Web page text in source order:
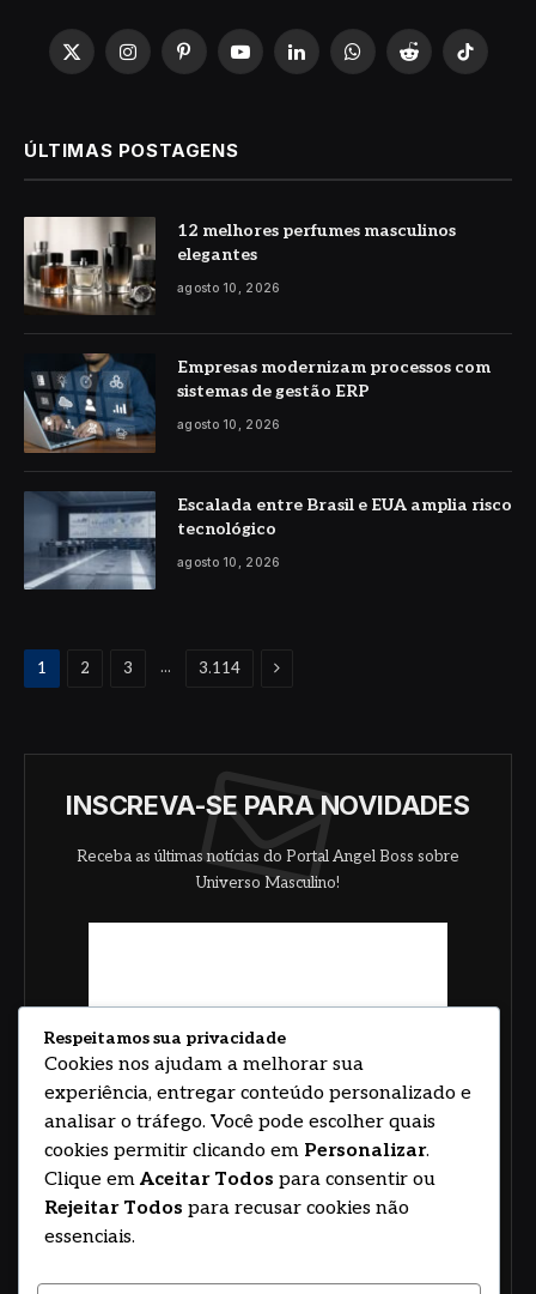
X
InstagramPinterestYouTubeLinkedInWhatsApp
Reddit TikTok
ÚLTIMAS POSTAGENS
12 melhores perfumes masculinos
elegantes
agosto 10, 2026
Empresas modernizam processos com
sistemas de gestão ERP
agosto 10, 2026
Escalada entre Brasil e EUA amplia risco
tecnológico
agosto 10, 2026
1 2 3 ... 3.114 Proximo
INSCREVA-SE PARA NOVIDADES
Receba as últimas notícias do Portal Angel Boss sobre
Universo Masculino!
Respeitamos sua privacidade
Cookies nos ajudam a melhorar sua
experiência, entregar conteúdo personalizado e
analisar o tráfego. Você pode escolher quais
cookies permitir clicando em Personalizar.
Clique em Aceitar Todos para consentir ou
Rejeitar Todos para recusar cookies não
essenciais.